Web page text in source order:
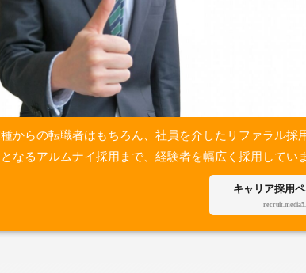
からの転職者はもちろん、社員を介したリファラル採
なるアルムナイ採用まで、経験者を幅広く採用してい
キャリア採用